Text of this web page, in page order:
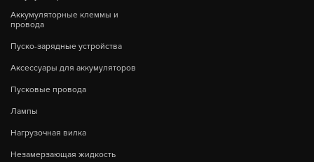
Аккумуляторные клеммы и
провода
Пуско-зарядные устройства
Аксессуары для аккумуляторов
Пусковые провода
Лампы
Нагрузочная вилка
Незамерзающая жидкость